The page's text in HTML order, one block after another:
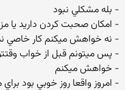
- بله مشكلي نبود
- امكان صحبت كردن داريد يا
- نه خواهش ميكنم كار خاصي
- پس ميتونم قبل از خواب
- خواهش ميكنم